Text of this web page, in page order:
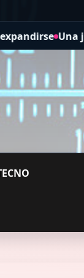
en su